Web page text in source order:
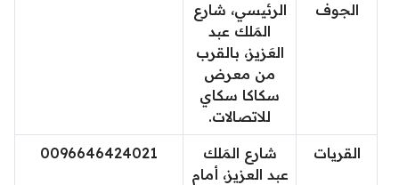
الجوف
الرئيسي، شارع
المَلك عبد
العَزيز، بالقرب
من معرض
سكاكا سكاي
للاتصالات.
القريات
شارع المَلك
عبد العزيز، أمام
0096646424021